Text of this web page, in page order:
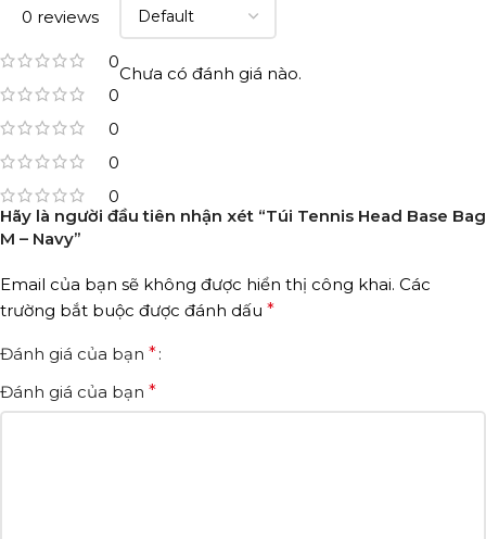
0 reviews
0
0
0
0
0
Chưa có đánh giá nào.
Hãy là người đầu tiên nhận xét “Túi Tennis Head Base Bag
M – Navy”
Email của bạn sẽ không được hiển thị công khai. Các
trường bắt buộc được đánh dấu *
Đánh giá của bạn *
Đánh giá của bạn *